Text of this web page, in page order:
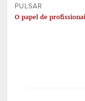
PULSAR
O papel de